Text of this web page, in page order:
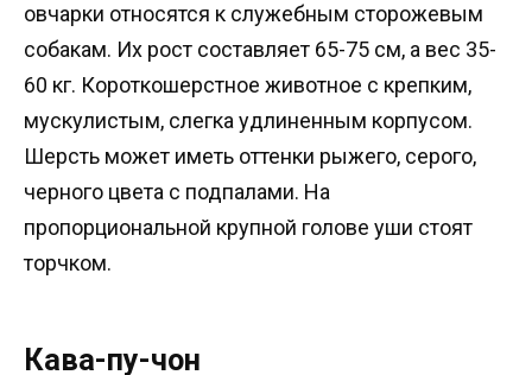
овчарки относятся к служебным сторожевым
собакам. Их рост составляет 65-75 см, а вес 35-
60 кг. Короткошерстное животное с крепким,
мускулистым, слегка удлиненным корпусом.
Шерсть может иметь оттенки рыжего, серого,
черного цвета с подпалами. На
пропорциональной крупной голове уши стоят
торчком.
Кава-пу-чон